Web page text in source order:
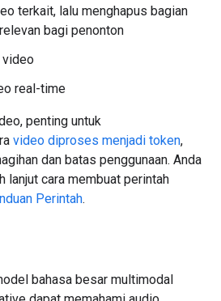
terkait, lalu menghapus bagian
bagi penonton
video
real-time
penting untuk
video diproses menjadi token,
dan batas penggunaan. Anda
lanjut cara membuat perintah
Perintah.
bahasa besar multimodal